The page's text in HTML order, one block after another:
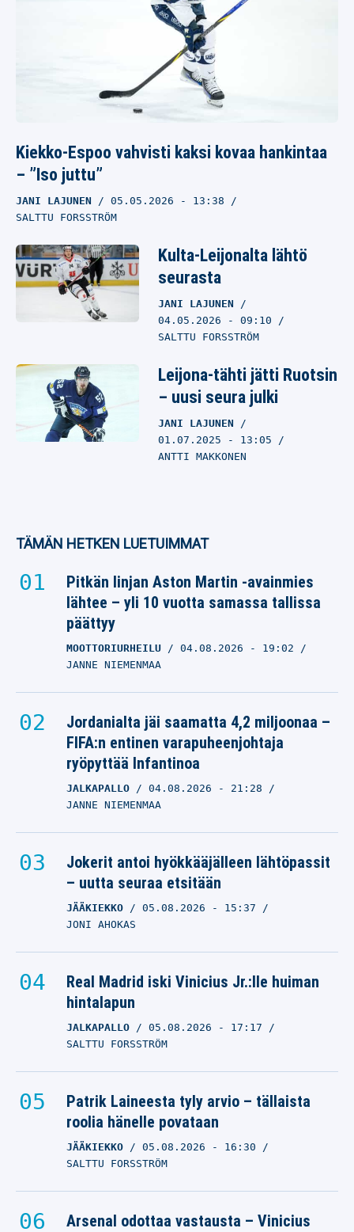
Kiekko-Espoo vahvisti kaksi kovaa hankintaa
– ”Iso juttu”
JANI LAJUNEN 05.05.2026 - 13:38
SALTTU FORSSTRÖM
Kulta-Leijonalta lähtö
seurasta
JANI LAJUNEN
04.05.2026 - 09:10
SALTTU FORSSTRÖM
Leijona-tähti jätti Ruotsin
– uusi seura julki
JANI LAJUNEN
01.07.2025 - 13:05
ANTTI MAKKONEN
TÄMÄN HETKEN LUETUIMMAT
Pitkän linjan Aston Martin -avainmies
lähtee – yli 10 vuotta samassa tallissa
päättyy
MOOTTORIURHEILU 04.08.2026 - 19:02
JANNE NIEMENMAA
Jordanialta jäi saamatta 4,2 miljoonaa –
FIFA:n entinen varapuheenjohtaja
ryöpyttää Infantinoa
JALKAPALLO 04.08.2026 - 21:28
JANNE NIEMENMAA
Jokerit antoi hyökkääjälleen lähtöpassit
– uutta seuraa etsitään
JÄÄKIEKKO 05.08.2026 - 15:37
JONI AHOKAS
Real Madrid iski Vinicius Jr.:lle huiman
hintalapun
JALKAPALLO 05.08.2026 - 17:17
SALTTU FORSSTRÖM
Patrik Laineesta tyly arvio – tällaista
roolia hänelle povataan
JÄÄKIEKKO 05.08.2026 - 16:30
SALTTU FORSSTRÖM
Arsenal odottaa vastausta – Vinicius